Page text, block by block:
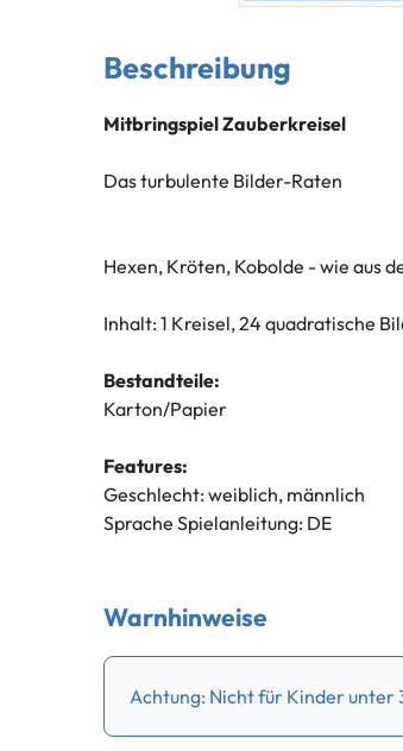
Beschreibung
Mitbringspiel Zauberkreisel
Das turbulente Bilder-Raten
Hexen, Kröten, Kobolde - wie aus
Inhalt: 1 Kreisel, 24 quadratische
Bestandteile:
Karton/Papier
Features:
Geschlecht: weiblich, männlich
Sprache Spielanleitung: DE
Warnhinweise
Achtung: Nicht für Kinder unter